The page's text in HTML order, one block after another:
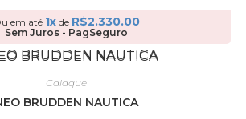
em até 1xde R$2.330.00
Sem Juros - PagSeguro
Caiaque
BRUDDEN NAUTICA